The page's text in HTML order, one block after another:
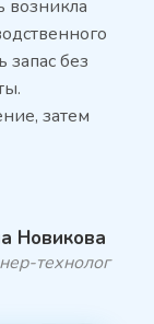
возникла
запас без
затем
Новикова
технолог